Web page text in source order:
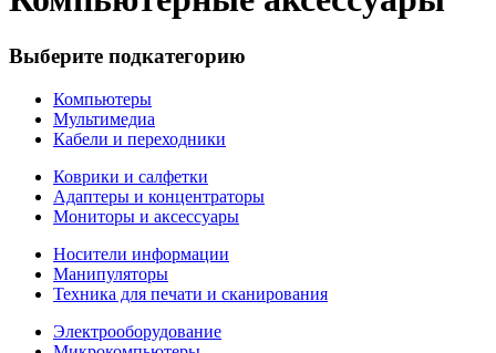
Выберите подкатегорию
Компьютеры
Мультимедиа
Кабели и переходники
Коврики и салфетки
Адаптеры и концентраторы
Мониторы и аксессуары
Носители информации
Манипуляторы
Техника для печати и сканирования
Электрооборудование